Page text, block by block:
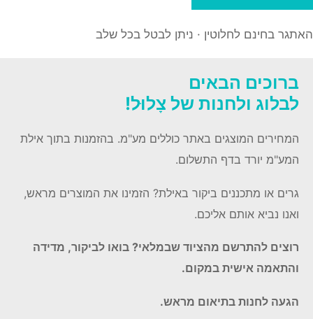
האתגר בחינם לחלוטין · ניתן לבטל בכל שלב
ברוכים הבאים
לבלוג ולחנות של צָלוּל!
המחירים המוצגים באתר כוללים מע"מ. בהזמנות בתוך אילת
המע"מ יורד בדף התשלום.
גרים או מתכננים ביקור באילת? הזמינו את המוצרים מראש,
ואנו נביא אותם אליכם.
רוצים להתרשם מהציוד שבמלאי? בואו לביקור, מדידה
והתאמה אישית במקום.
הגעה לחנות בתיאום מראש.